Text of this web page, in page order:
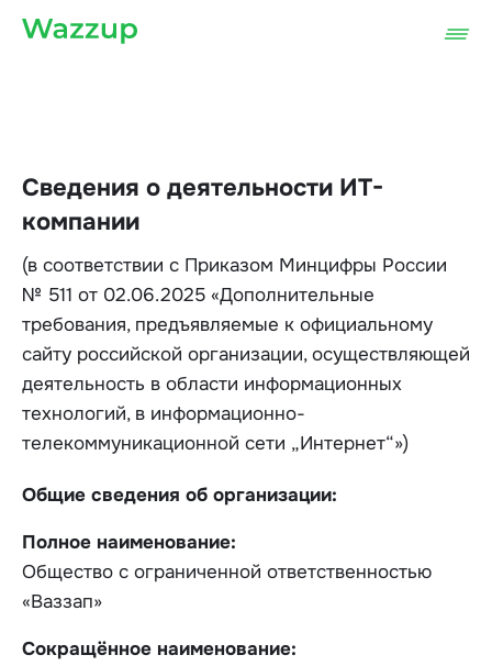
Сведения о деятельности ИТ-
компании
(в соответствии с Приказом Минцифры России
№ 511 от 02.06.2025 «Дополнительные
требования, предъявляемые к официальному
сайту российской организации, осуществляющей
деятельность в области информационных
технологий, в информационно-
телекоммуникационной сети „Интернет“»)
Общие сведения об организации:
Полное наименование:
Общество с ограниченной ответственностью
«Ваззап»
Сокращённое наименование: